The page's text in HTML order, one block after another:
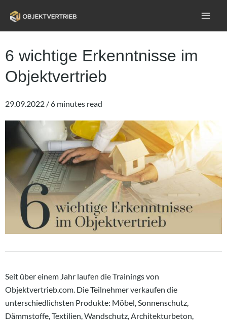
6 wichtige Erkenntnisse im
Objektvertrieb
29.09.2022 / 6 minutes read
Seit über einem Jahr laufen die Trainings von
Objektvertrieb.com. Die Teilnehmer verkaufen die
unterschiedlichsten Produkte: Möbel, Sonnenschutz,
Dämmstoffe, Textilien, Wandschutz, Architekturbeton,